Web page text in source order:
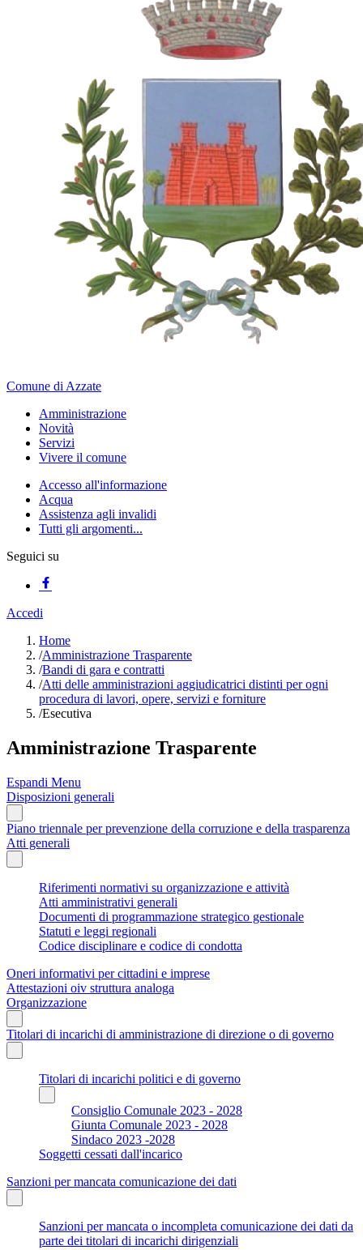
Comune di Azzate
Amministrazione
Novità
Servizi
Vivere il comune
Accesso all'informazione
Acqua
Assistenza agli invalidi
Tutti gli argomenti...
Seguici su
Accedi
Home
/Amministrazione Trasparente
/Bandi di gara e contratti
/Atti delle amministrazioni aggiudicatrici distinti per ogni
procedura di lavori, opere, servizi e forniture
/Esecutiva
Amministrazione Trasparente
Espandi Menu
Disposizioni generali
Piano triennale per prevenzione della corruzione e della trasparenza
Atti generali
Riferimenti normativi su organizzazione e attività
Atti amministrativi generali
Documenti di programmazione strategico gestionale
Statuti e leggi regionali
Codice disciplinare e codice di condotta
Oneri informativi per cittadini e imprese
Attestazioni oiv struttura analoga
Organizzazione
Titolari di incarichi di amministrazione di direzione o di governo
Titolari di incarichi politici e di governo
Consiglio Comunale 2023 - 2028
Giunta Comunale 2023 - 2028
Sindaco 2023 -2028
Soggetti cessati dall'incarico
Sanzioni per mancata comunicazione dei dati
Sanzioni per mancata o incompleta comunicazione dei dati da
parte dei titolari di incarichi dirigenziali